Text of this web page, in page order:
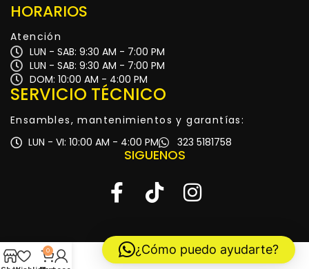
HORARIOS
Atención
LUN - SAB: 9:30 AM - 7:00 PM
LUN - SAB: 9:30 AM - 7:00 PM
DOM: 10:00 AM - 4:00 PM
SERVICIO TÉCNICO
Ensambles, mantenimientos y garantías:
LUN - VI: 10:00 AM - 4:00 PM
323 5181758
SIGUENOS
0 ¿Cómo puedo ayudarte?